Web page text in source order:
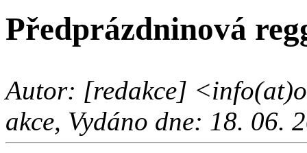
Předprázdninová
Autor: [redakce]
akce, Vydáno dne: 18. 06.